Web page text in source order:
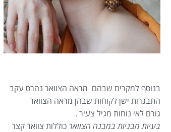
בנוסף למקרים שבהם מראה הצוואר נהרס עקב
התבגרות ישן לקוחות שבהן מראה הצוואר
גורם לאי נוחות מגיל צעיר .
בעיות מבניות במבנה הצוואר כוללות צוואר קצר